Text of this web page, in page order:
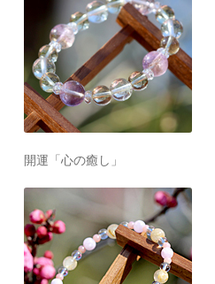
開運「心の癒し」